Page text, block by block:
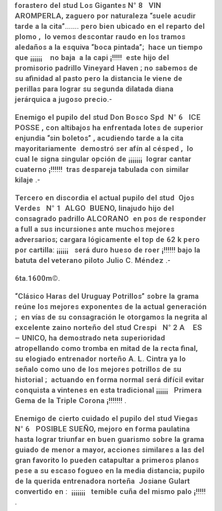
forastero del stud Los Gigantes N° 8 VIN
AROMPERLA, zaguero por naturaleza “suele acudir
tarde a la cita”……. pero bien ubicado en el reparto del
plomo , lo vemos descontar raudo en los tramos
aledaños a la esquiva “boca pintada”; hace un tiempo
que ¡¡¡¡¡¡ no baja a la capi ¡!!!!! este hijo del
promisorio padrillo Vineyard Haven ; no sabemos de
su afinidad al pasto pero la distancia le viene de
perillas para lograr su segunda dilatada diana
jerárquica a jugoso precio.-
Enemigo el pupilo del stud Don Bosco Spd N° 6 ICE
POSSE , con altibajos ha enfrentada lotes de superior
enjundia “sin boletos” , acudiendo tarde a la cita
mayoritariamente demostró ser afín al césped , lo
cual le signa singular opción de ¡¡¡¡¡¡¡ lograr cantar
cuaterno ¡!!!!!! tras despareja tabulada con similar
kilaje .-
Tercero en discordia el actual pupilo del stud Ojos
Verdes N° 1 ALGO BUENO, linajudo hijo del
consagrado padrillo ALCORANO en pos de responder
a full a sus incursiones ante muchos mejores
adversarios; cargara lógicamente el top de 62 k pero
por cartilla: ¡¡¡¡¡¡ será duro hueso de roer ¡!!!!!! bajo la
batuta del veterano piloto Julio C. Méndez .-
6ta.1600m©.
“Clásico Haras del Uruguay Potrillos” sobre la grama
reúne los mejores exponentes de la actual generación
; en vías de su consagración le otorgamos la negrita al
excelente zaino norteño del stud Crespi N° 2 A ES
– UNICO, ha demostrado neta superioridad
atropellando como tromba en mitad de la recta final,
su elogiado entrenador norteño A. L. Cintra ya lo
señalo como uno de los mejores potrillos de su
historial ; actuando en forma normal será difícil evitar
conquista a vintenes en esta tradicional ¡¡¡¡¡¡ Primera
Gema de la Triple Corona ¡!!!!!!! .
Enemigo de cierto cuidado el pupilo del stud Viegas
N° 6 POSIBLE SUEÑO, mejoro en forma paulatina
hasta lograr triunfar en buen guarismo sobre la grama
guiado de menor a mayor, acciones similares a las del
gran favorito lo pueden catapultar a primeros planos
pese a su escaso fogueo en la media distancia; pupilo
de la querida entrenadora norteña Josiane Gulart
convertido en : ¡¡¡¡¡¡¡ temible cuña del mismo palo ¡!!!!!
.